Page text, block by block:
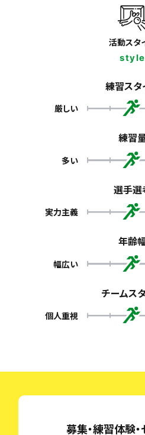
活動スタ
style
練習スタ
厳しい
練習
多い
選手選
実力主義
年齢
幅広い
チームス
個人重視
募集・練習体験